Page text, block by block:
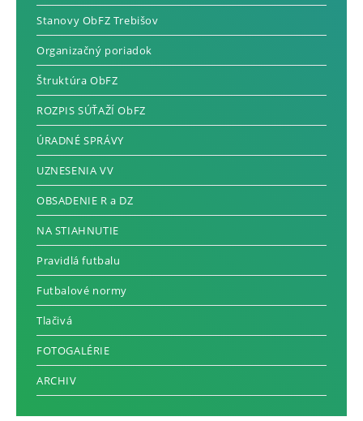
Stanovy ObFZ Trebišov
Organizačný poriadok
Štruktúra ObFZ
ROZPIS SÚŤAŽÍ ObFZ
ÚRADNÉ SPRÁVY
UZNESENIA VV
OBSADENIE R a DZ
NA STIAHNUTIE
Pravidlá futbalu
Futbalové normy
Tlačivá
FOTOGALÉRIE
ARCHIV